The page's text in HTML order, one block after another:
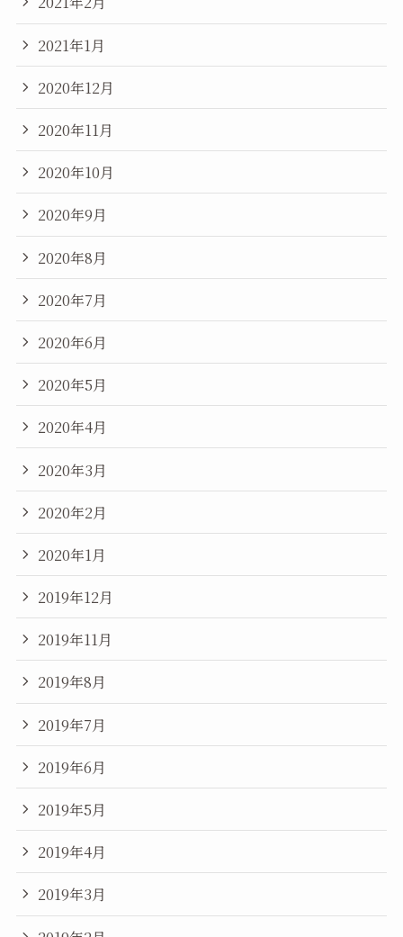
2021年1月
2020年12月
2020年11月
2020年10月
2020年9月
2020年8月
2020年7月
2020年6月
2020年5月
2020年4月
2020年3月
2020年2月
2020年1月
2019年12月
2019年11月
2019年8月
2019年7月
2019年6月
2019年5月
2019年4月
2019年3月